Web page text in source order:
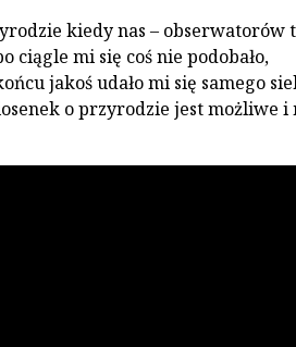
kiedy nas – obserwatorów
ciągle mi się coś nie podobało,
jakoś udało mi się samego
o przyrodzie jest możliwe i